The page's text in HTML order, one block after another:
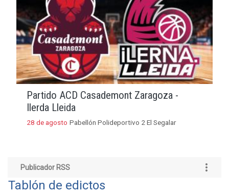
Partido ACD Casademont Zaragoza -
Ilerda Lleida
28 de agosto Pabellón Polideportivo 2 El Segalar
Publicador RSS
Tablón de edictos